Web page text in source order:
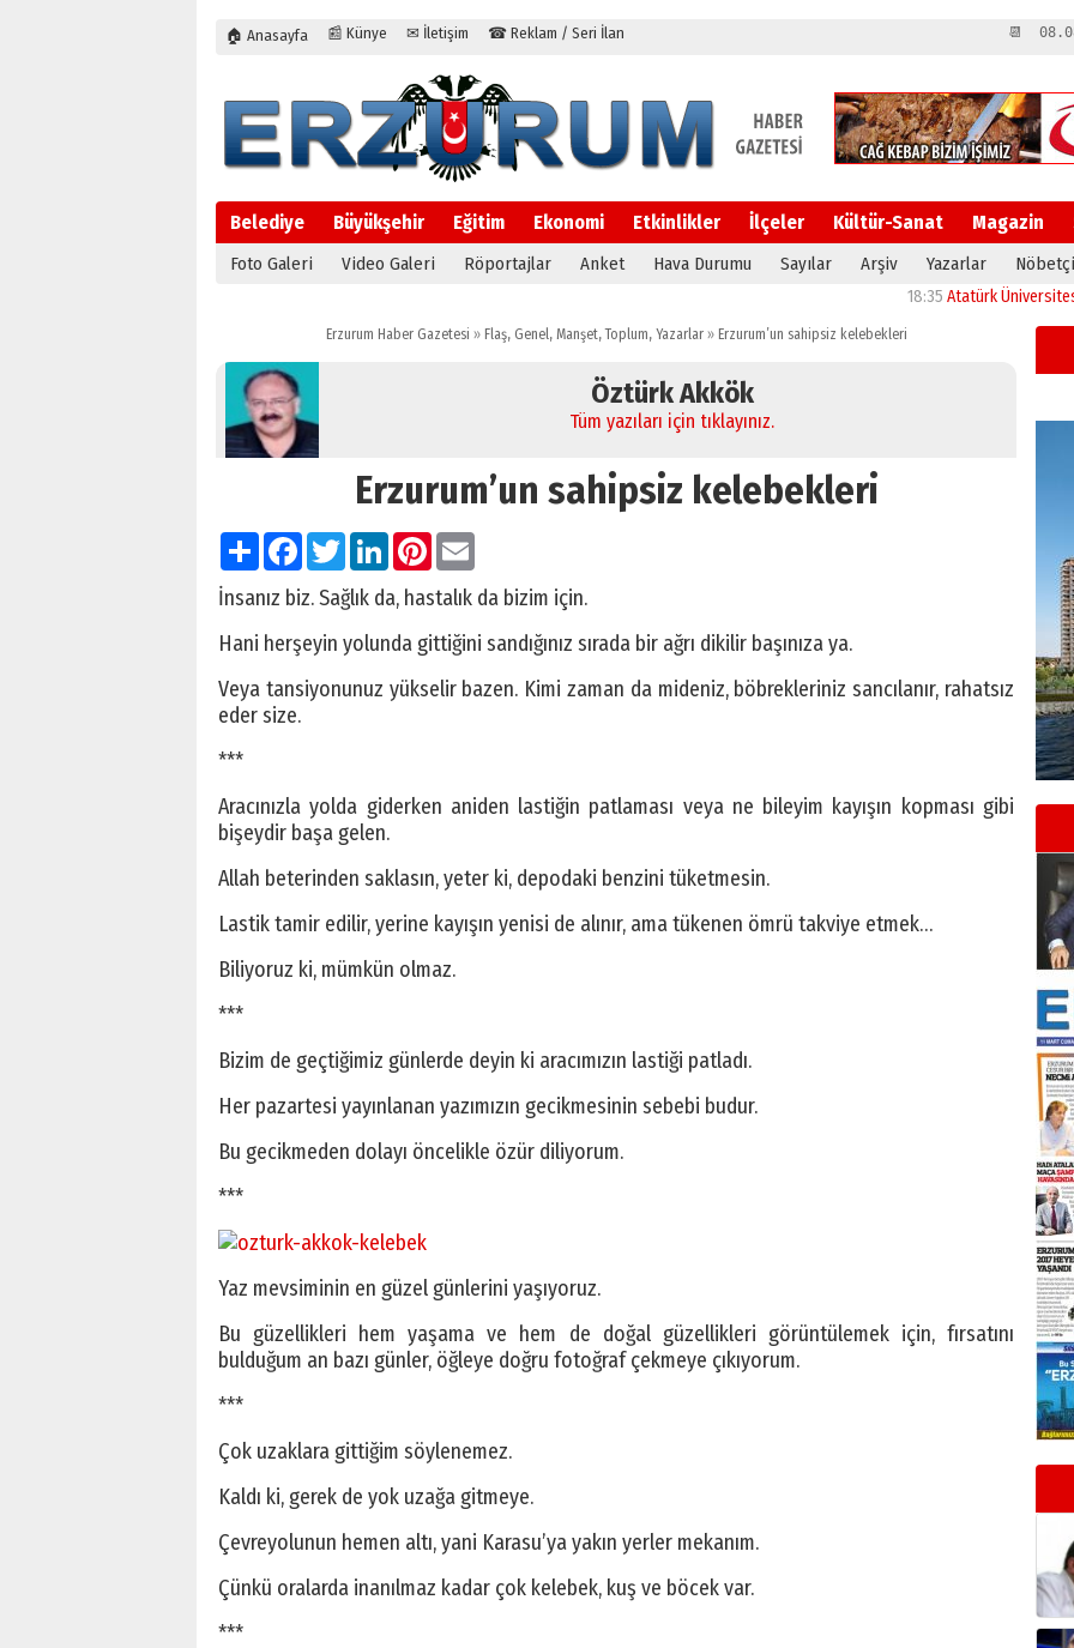
🏠 Anasayfa 📰 Künye ✉ İletişim ☎ Reklam / Seri İlan 📆
Belediye Büyükşehir Eğitim Ekonomi Etkinlikler İlçeler Kültür-Sanat Magazin
Foto Galeri Video Galeri Röportajlar Anket Hava Durumu Sayılar Arşiv Yazarlar
Atatürk Üniversitesi’nin
Erzurum Haber Gazetesi » Flaş, Genel, Manşet,Toplum, Yazarlar »Erzurum’un sahipsiz kelebekleri
Öztürk Akkök
Tüm yazıları için tıklayınız.
Erzurum’un sahipsiz kelebekleri
PaylaşFacebook
TwitterLinkedInPinterest
İnsanız biz. Sağlık da, hastalık da bizim için.
Hani herşeyin yolunda gittiğini sandığınız sırada bir ağrı dikilir başınıza ya.
Veya tansiyonunuz yükselir bazen. Kimi zaman da mideniz, böbrekleriniz sancılanır, rahatsız
eder size.
***
Aracınızla yolda giderken aniden lastiğin patlaması veya ne bileyim kayışın kopması gibi
bişeydir başa gelen.
Allah beterinden saklasın, yeter ki, depodaki benzini tüketmesin.
Lastik tamir edilir, yerine kayışın yenisi de alınır, ama tükenen ömrü takviye etmek…
Biliyoruz ki, mümkün olmaz.
***
Bizim de geçtiğimiz günlerde deyin ki aracımızın lastiği patladı.
Her pazartesi yayınlanan yazımızın gecikmesinin sebebi budur.
Bu gecikmeden dolayı öncelikle özür diliyorum.
***
Yaz mevsiminin en güzel günlerini yaşıyoruz.
Bu güzellikleri hem yaşama ve hem de doğal güzellikleri görüntülemek için, fırsatını
bulduğum an bazı günler, öğleye doğru fotoğraf çekmeye çıkıyorum.
***
Çok uzaklara gittiğim söylenemez.
Kaldı ki, gerek de yok uzağa gitmeye.
Çevreyolunun hemen altı, yani Karasu’ya yakın yerler mekanım.
Çünkü oralarda inanılmaz kadar çok kelebek, kuş ve böcek var.
***